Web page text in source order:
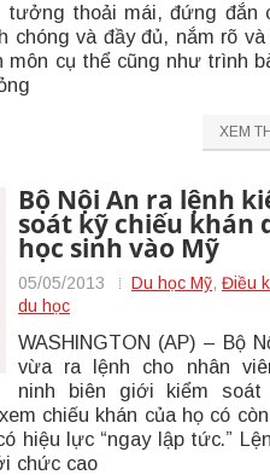
thoải mái, đứng đắn
chóng và đầy đủ, nắm rõ
môn cụ thể cũng như trình
XEM
Bộ Nội An ra lệnh
soát kỹ chiếu khán
học sinh vào Mỹ
05/05/2013 Du học Mỹ, Điều
du học
WASHINGTON (AP) – Bộ
vừa ra lệnh cho nhân
ninh biên giới kiểm soát
chiếu khán của họ có
hiệu lực “ngay lập tức.”
chức cao